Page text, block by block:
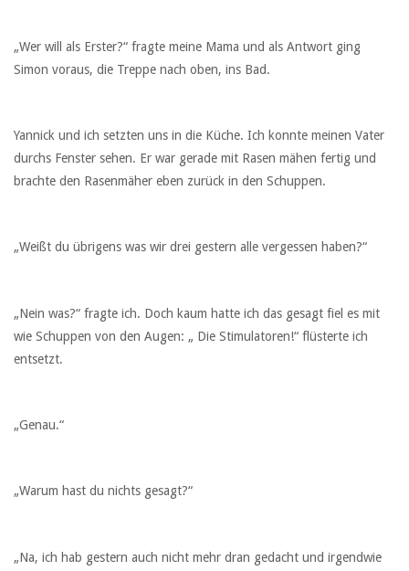
„Wer will als Erster?“ fragte meine Mama und als Antwort ging
Simon voraus, die Treppe nach oben, ins Bad.
Yannick und ich setzten uns in die Küche. Ich konnte meinen Vater
durchs Fenster sehen. Er war gerade mit Rasen mähen fertig und
brachte den Rasenmäher eben zurück in den Schuppen.
„Weißt du übrigens was wir drei gestern alle vergessen haben?“
„Nein was?“ fragte ich. Doch kaum hatte ich das gesagt fiel es mit
wie Schuppen von den Augen: „ Die Stimulatoren!“ flüsterte ich
entsetzt.
„Genau.“
„Warum hast du nichts gesagt?“
„Na, ich hab gestern auch nicht mehr dran gedacht und irgendwie